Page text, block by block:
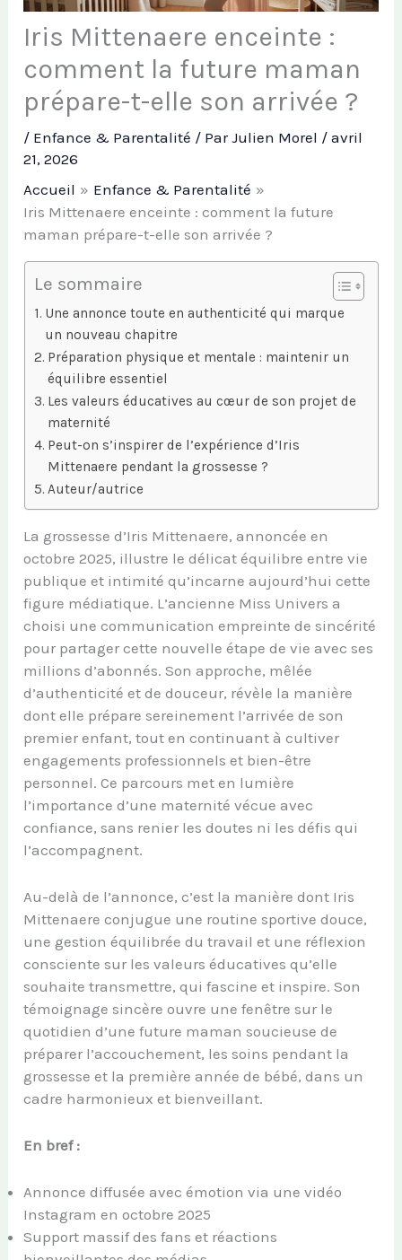
Iris Mittenaere enceinte :
comment la future maman
prépare-t-elle son arrivée ?
/ Enfance & Parentalité / ParJulien Morel /avril
21, 2026
Accueil
Enfance & Parentalité
Iris Mittenaere enceinte : comment la future
maman prépare-t-elle son arrivée ?
Le sommaire
Une annonce toute en authenticité qui marque
un nouveau chapitre
Préparation physique et mentale : maintenir un
équilibre essentiel
Les valeurs éducatives au cœur de son projet de
maternité
Peut-on s’inspirer de l’expérience d’Iris
Mittenaere pendant la grossesse ?
Auteur/autrice
La grossesse d’Iris Mittenaere, annoncée en
octobre 2025, illustre le délicat équilibre entre vie
publique et intimité qu’incarne aujourd’hui cette
figure médiatique. L’ancienne Miss Univers a
choisi une communication empreinte de sincérité
pour partager cette nouvelle étape de vie avec ses
millions d’abonnés. Son approche, mêlée
d’authenticité et de douceur, révèle la manière
dont elle prépare sereinement l’arrivée de son
premier enfant, tout en continuant à cultiver
engagements professionnels et bien-être
personnel. Ce parcours met en lumière
l’importance d’une maternité vécue avec
confiance, sans renier les doutes ni les défis qui
l’accompagnent.
Au-delà de l’annonce, c’est la manière dont Iris
Mittenaere conjugue une routine sportive douce,
une gestion équilibrée du travail et une réflexion
consciente sur les valeurs éducatives qu’elle
souhaite transmettre, qui fascine et inspire. Son
témoignage sincère ouvre une fenêtre sur le
quotidien d’une future maman soucieuse de
préparer l’accouchement, les soins pendant la
grossesse et la première année de bébé, dans un
cadre harmonieux et bienveillant.
En bref :
Annonce diffusée avec émotion via une vidéo
Instagram en octobre 2025
Support massif des fans et réactions